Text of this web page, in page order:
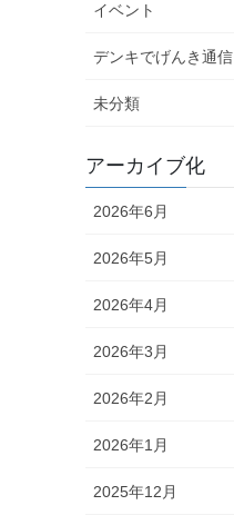
イベント
デンキでげんき通信
未分類
アーカイブ化
2026年6月
2026年5月
2026年4月
2026年3月
2026年2月
2026年1月
2025年12月